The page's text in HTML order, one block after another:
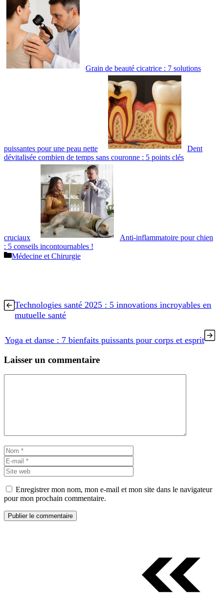
Grain de beauté cicatrice : 7 solutions
puissantes pour une peau nette
Dent
dévitalisée combien de temps sans couronne : 5 points clés
cruciaux
Anti-inflammatoire pour chien
: 5 conseils incontournables !
Catégories
Médecine et Chirurgie
Technologies santé 2025 : 5 innovations incroyables en
mutuelle santé
Yoga et danse : 7 bienfaits puissants pour corps et esprit
Laisser un commentaire
Nom
mail
web
Enregistrer mon nom, mon e-mail et mon site dans le navigateur
pour mon prochain commentaire.